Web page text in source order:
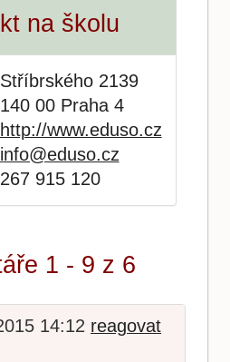
na školu
Stříbrského 2139
140 00 Praha 4
http://www.eduso.cz
info@eduso.cz
267 915 120
1 - 9 z 6
14:12 reagovat